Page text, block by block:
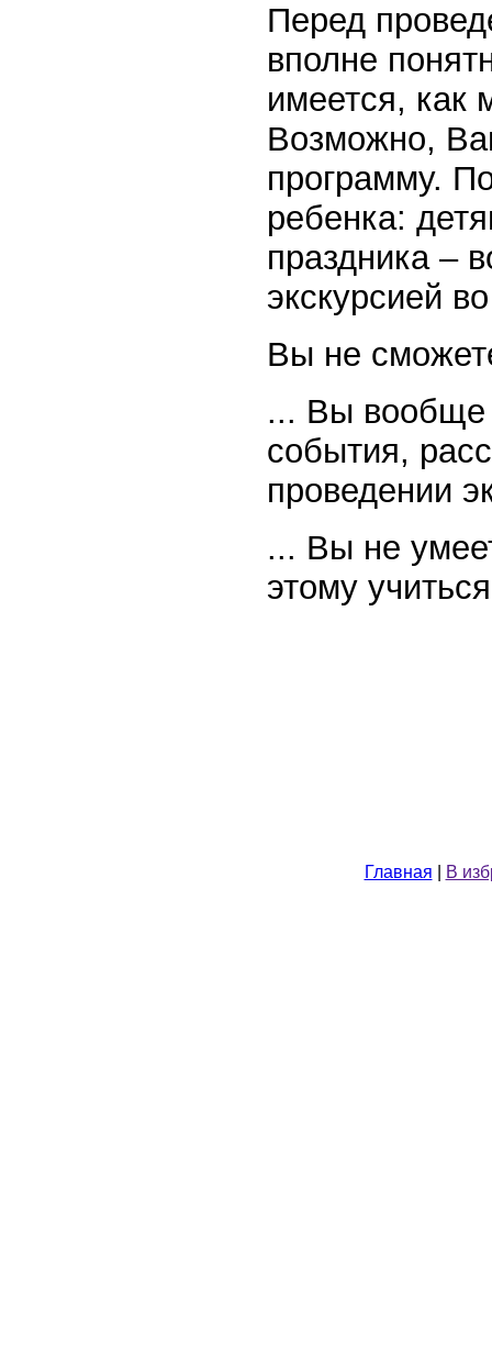
Перед
вполне
имеется,
Возможно,
программу.
ребенка:
праздника –
экскурсией
Вы не
... Вы вообще
события,
проведении
... Вы не
этому
Главная В